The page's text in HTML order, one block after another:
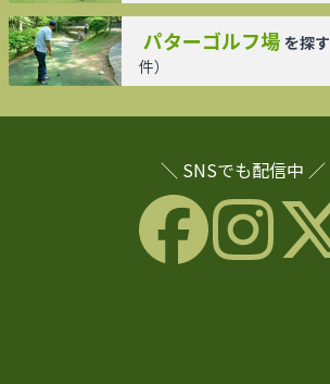
パターゴルフ場 を探す
件）
＼ SNSでも配信中 ／